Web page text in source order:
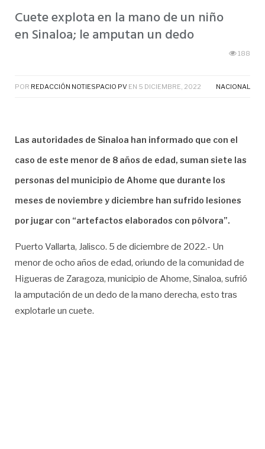
Cuete explota en la mano de un niño
en Sinaloa; le amputan un dedo
188
POR REDACCIÓN NOTIESPACIO PV EN 5 DICIEMBRE, 2022 NACIONAL
Las autoridades de Sinaloa han informado que con el
caso de este menor de 8 años de edad, suman siete las
personas del municipio de Ahome que durante los
meses de noviembre y diciembre han sufrido lesiones
por jugar con “artefactos elaborados con pólvora”.
Puerto Vallarta, Jalisco. 5 de diciembre de 2022.- Un
menor de ocho años de edad, oriundo de la comunidad de
Higueras de Zaragoza, municipio de Ahome, Sinaloa, sufrió
la amputación de un dedo de la mano derecha, esto tras
explotarle un cuete.